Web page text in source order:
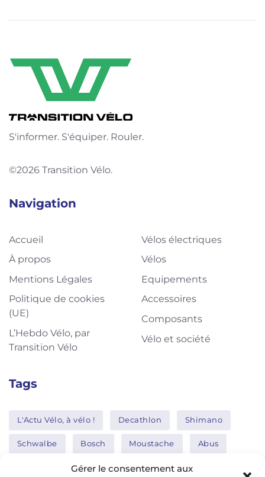
Gérer le consentement aux
S'informer. S'équiper. Rouler.
©2026 Transition Vélo.
Navigation
Accueil
À propos
Mentions Légales
Politique de cookies
(UE)
L’Hebdo Vélo, par
Transition Vélo
Vélos électriques
Vélos
Equipements
Accessoires
Composants
Vélo et société
Tags
L'Actu Vélo, à vélo ! Decathlon Shimano
Schwalbe Bosch Moustache Abus
Thule Nakamura